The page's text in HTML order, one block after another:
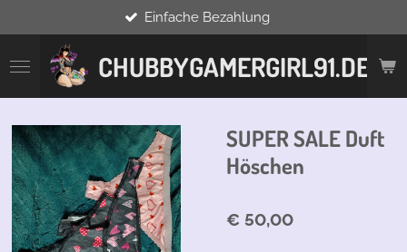
Hauptinhalt
springen
CHUBBYGAMERGIRL91.DE
Einfache Bezahlung
SUPER SALE Duft
Höschen
€ 50,00